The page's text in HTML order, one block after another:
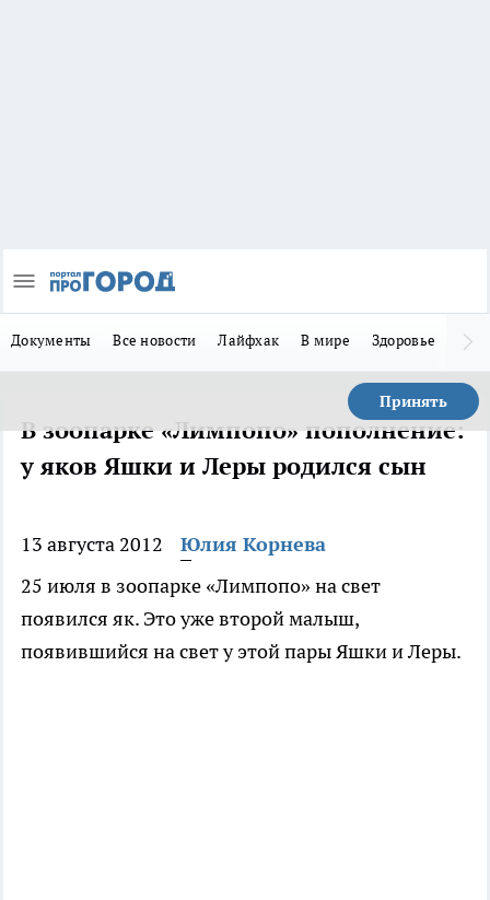
Документы Все новости Лайфхак В мире Здоровье
Принять
В зоопарке «Лимпопо» пополнение:
у яков Яшки и Леры родился сын
13 августа 2012
Юлия Корнева
25 июля в зоопарке «Лимпопо» на свет
появился як. Это уже второй малыш,
появившийся на свет у этой пары Яшки и Леры.